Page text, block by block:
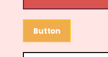
Button